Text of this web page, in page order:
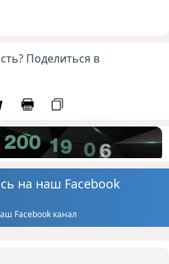
Поделиться в
на наш Facebook
Facebook канал